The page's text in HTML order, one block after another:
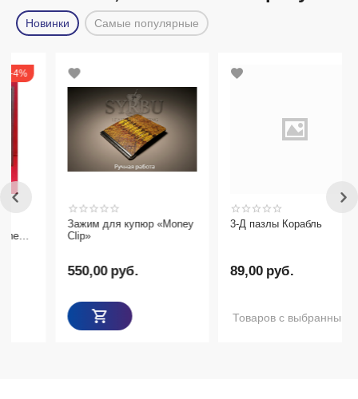
Новинки Самые популярные
Зажим для купюр «Money
550,00 руб.
3-Д пазлы Корабль
руб.
Товаров с выбранными